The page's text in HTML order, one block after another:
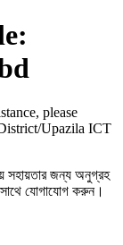
please
Upazila ICT
সহায়তার জন্য অনুগ্রহ
সাথে যোগাযোগ করুন।